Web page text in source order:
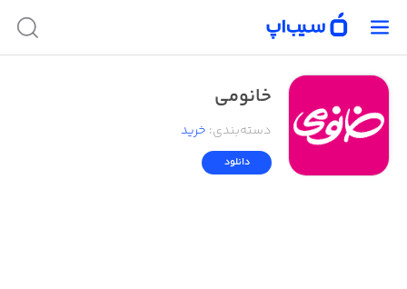
خانومی
دسته‌بندی: خرید
دانلود